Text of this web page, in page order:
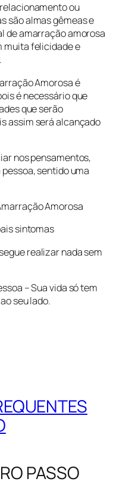
ou
são almas gêmeas e
de amarração amorosa
muita felicidade e
Amorosa é
é necessário que
que serão
assim será alcançado
nos pensamentos,
sentido uma
Amorosa
sintomas
realizar nada sem
– Sua vida só tem
seu lado.
PASSO